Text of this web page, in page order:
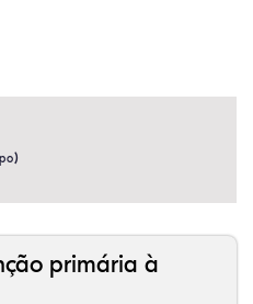
)
primária à